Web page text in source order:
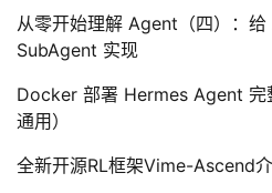
从零开始理解 Agent（四）：
SubAgent 实现
Docker 部署 Hermes Agent
通用）
全新开源RL框架Vime-Ascend